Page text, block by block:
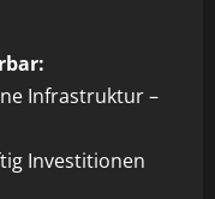
Infrastruktur –
Investitionen